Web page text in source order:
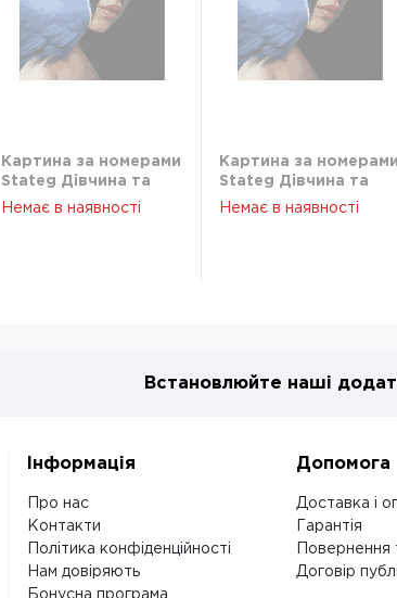
Картина за номерами
Stateg Дівчина та
синій птах 40х50 см
Немає в наявності
Картина за номерами
Stateg Дівчина та
синій птах 40х50 см
Немає в наявності
Встановлюйте наші
Інформація
Про нас
Контакти
Політика конфіденційності
Нам довіряють
Бонусна програма
Допомога
Доставка і
Гарантія
Повернення
Договір